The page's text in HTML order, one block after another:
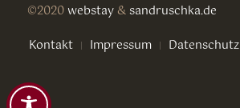
©2020 webstay&sandruschka.de
Kontakt
Impressum Datenschutz